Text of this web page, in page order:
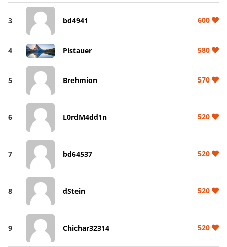
3 bd4941 600
4 Pistauer 580
5 Brehmion 570
6 L0rdM4dd1n 520
7 bd64537 520
8 dStein 520
9 Chichar32314 520